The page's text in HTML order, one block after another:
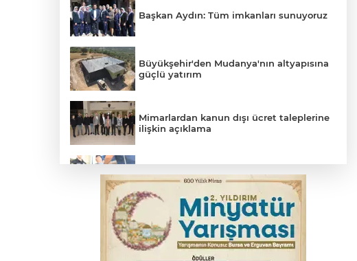
Başkan Aydın: Tüm imkanları sunuyoruz
Büyükşehir'den Mudanya'nın altyapısına
güçlü yatırım
Mimarlardan kanun dışı ücret taleplerine
ilişkin açıklama
donduran ifade
Osmangazi’de yeşil alanlar titizlikle
korunuyor